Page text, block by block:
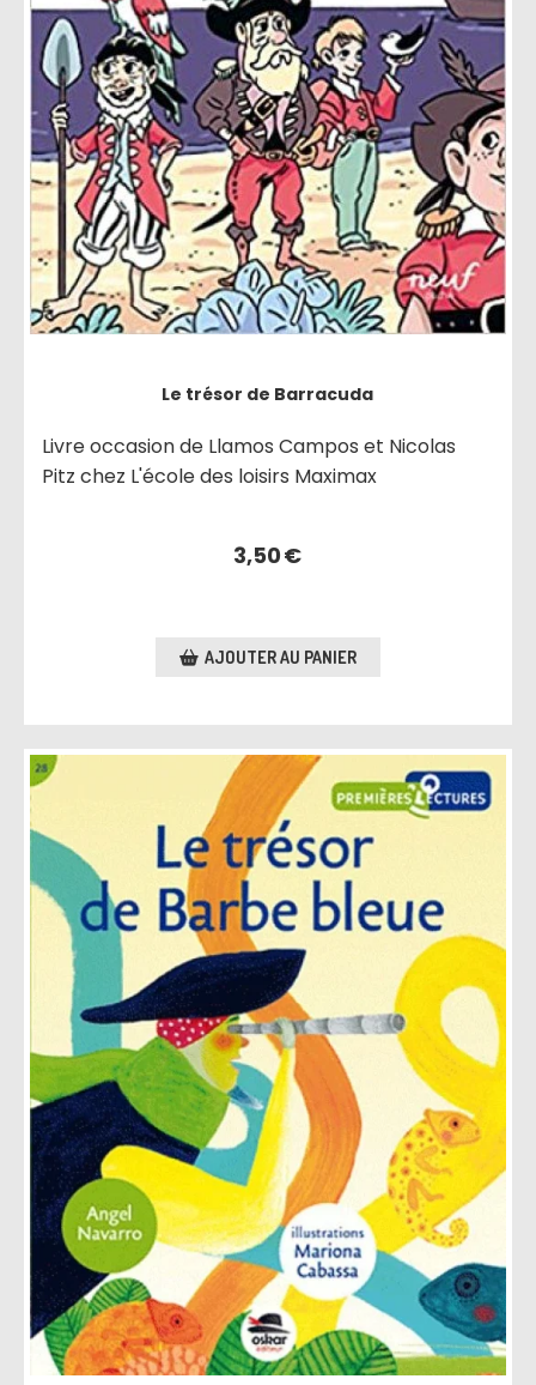
Le trésor de Barracuda
Livre occasion de Llamos Campos et Nicolas
Pitz chez L'école des loisirs Maximax
3,50€
AJOUTER AU PANIER